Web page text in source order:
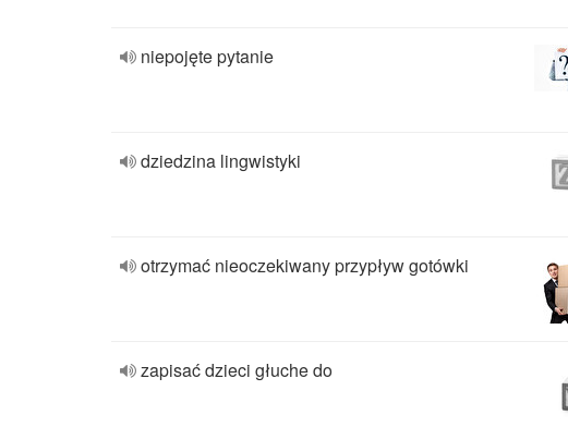
niepojęte pytanie
dziedzina lingwistyki
otrzymać nieoczekiwany przypływ gotówki
zapisać dzieci głuche do